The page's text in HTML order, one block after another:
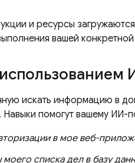
и ресурсы загружаются
вашей конкретной
искать информацию в
Навыки помогут вашему ИИ-
в мое веб-
списка дел в базу